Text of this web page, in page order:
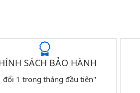
SÁCH BẢO HÀNH
đổi 1 trong tháng đầu tiên"